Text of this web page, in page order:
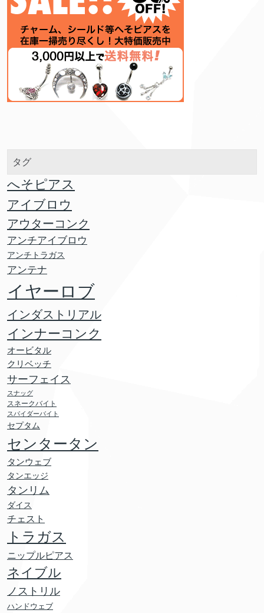
タグ
へそピアス
アイブロウ
アウターコンク
アンチアイブロウ
アンチトラガス
アンテナ
イヤーロブ
インダストリアル
インナーコンク
オービタル
クリベッチ
サーフェイス
スナッグ
スネークバイト
スパイダーバイト
セプタム
センタータン
タンウェブ
タンエッジ
タンリム
ダイス
チェスト
トラガス
ニップルピアス
ネイブル
ノストリル
ハンドウェブ